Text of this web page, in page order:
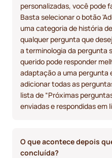
personalizadas, você pode
Basta selecionar o botão
uma categoria de história
qualquer pergunta que
a terminologia da pergunta
querido pode responder
adaptação a uma
adicionar todas as
lista de “Próximas
enviadas e respondidas em
O que acontece depois
concluída?